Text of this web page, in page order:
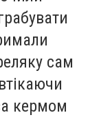
сам
кермом